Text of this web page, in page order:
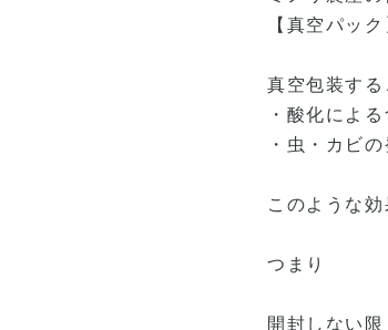
【真空パッ
真空包装する
・酸化によ
・虫・カビ
このような効
つまり
開封しない